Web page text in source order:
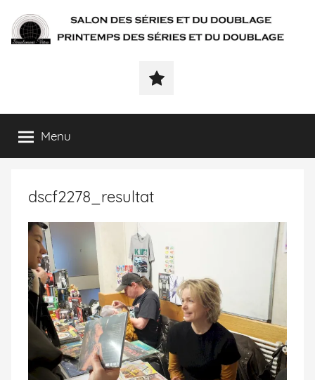
SÉRIALEMENT-
séries
et
doublage
printemps
séries
doublage
Menu
dscf2278_resultat